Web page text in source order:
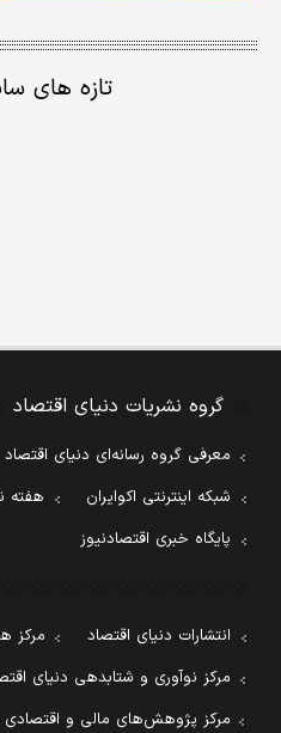
تازه های
گروه نشریات دنیای اقتصاد
معرفی گروه رسانه‌ای دنیای اقتصاد
شبکه اینترنتی اکوایران
هفته
پایگاه خبری اقتصادنیوز
انتشارات دنیای اقتصاد
مرکز
مرکز نوآوری و شتابدهی دنیای
مرکز پژوهش‌های مالی و اقتصادی